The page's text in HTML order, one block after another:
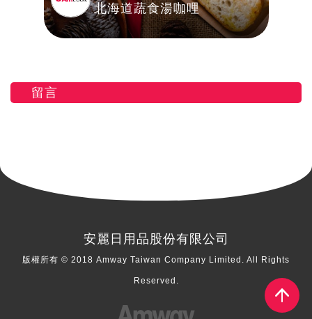
北海道蔬食湯咖哩
留言
安麗日用品股份有限公司
版權所有 © 2018 Amway Taiwan Company Limited. All Rights
Reserved.